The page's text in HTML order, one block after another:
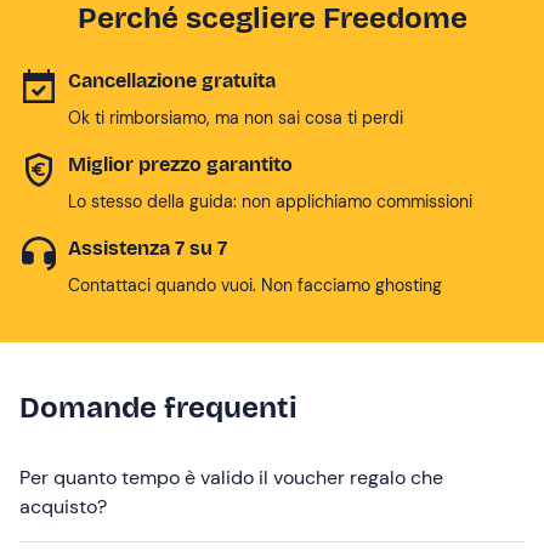
Perché scegliere Freedome
Cancellazione gratuita
Ok ti rimborsiamo, ma non sai cosa ti perdi
Miglior prezzo garantito
Lo stesso della guida: non applichiamo commissioni
Assistenza 7 su 7
Contattaci quando vuoi. Non facciamo ghosting
Domande frequenti
Per quanto tempo è valido il voucher regalo che
acquisto?